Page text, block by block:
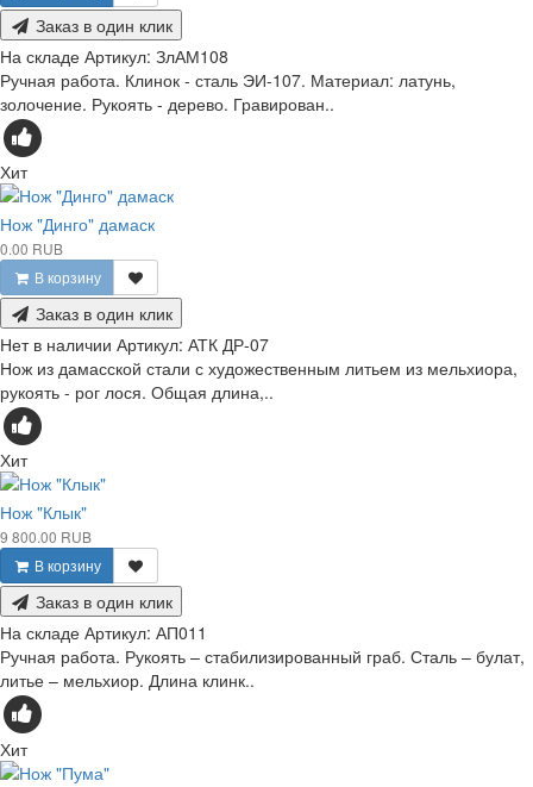
Заказ в один клик
На складе Артикул: ЗлАМ108
Ручная работа. Клинок - сталь ЭИ-107. Материал: латунь,
золочение. Рукоять - дерево. Гравирован..
Хит
Нож "Динго" дамаск
0.00 RUB
В корзину
Заказ в один клик
Нет в наличии Артикул: АТК ДР-07
Нож из дамасской стали с художественным литьем из мельхиора,
рукоять - рог лося. Общая длина,..
Хит
Нож "Клык"
9 800.00 RUB
В корзину
Заказ в один клик
На складе Артикул: АП011
Ручная работа. Рукоять – стабилизированный граб. Сталь – булат,
литье – мельхиор. Длина клинк..
Хит